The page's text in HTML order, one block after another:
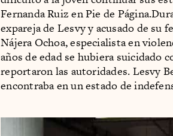
Fernanda Ruiz en Pie de
expareja de Lesvy y acusado de su
Nájera Ochoa, especialista en
años de edad se hubiera suicidado
reportaron las autoridades. Lesvy
encontraba en un estado de